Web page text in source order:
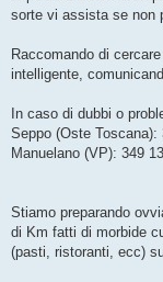
sorte vi assista se non
Raccomando di
intelligente,
In caso di dubbi o
Seppo (Oste Toscana):
Manuelano (VP): 349
Stiamo preparando
di Km fatti di morbide
(pasti, ristoranti, ecc)